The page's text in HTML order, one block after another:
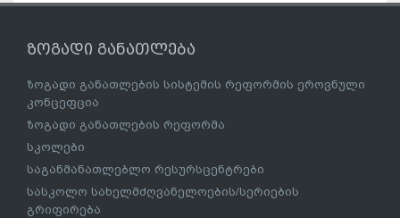
ზოგადი განათლება
ზოგადი განათლების სისტემის რეფორმის ეროვნული
კონცეფცია
ზოგადი განათლების რეფორმა
სკოლები
საგანმანათლებლო რესურსცენტრები
სასკოლო სახელმძღვანელოების/სერიების
გრიფირება